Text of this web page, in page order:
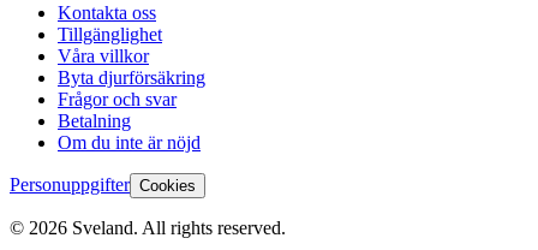
Kontakta oss
Tillgänglighet
Våra villkor
Byta djurförsäkring
Frågor och svar
Betalning
Om du inte är nöjd
Personuppgifter Cookies
© 2026 Sveland. All rights reserved.